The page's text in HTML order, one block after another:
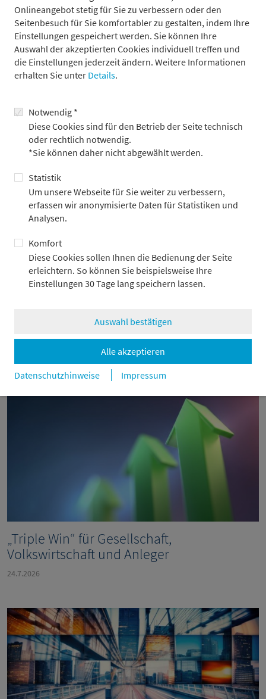
Onlineangebot stetig für Sie zu verbessern oder den
Seitenbesuch für Sie komfortabler zu gestalten, indem Ihre
Einstellungen gespeichert werden. Sie können Ihre
Auswahl der akzeptierten Cookies individuell treffen und
die Einstellungen jederzeit ändern. Weitere Informationen
erhalten Sie unter Details.
Notwendig *
Diese Cookies sind für den Betrieb der Seite technisch
oder rechtlich notwendig.
*Sie können daher nicht abgewählt werden.
Statistik
Um unsere Webseite für Sie weiter zu verbessern,
erfassen wir anonymisierte Daten für Statistiken und
Analysen.
Komfort
Diese Cookies sollen Ihnen die Bedienung der Seite
erleichtern. So können Sie beispielsweise Ihre
Einstellungen 30 Tage lang speichern lassen.
Auswahl bestätigen
Alle akzeptieren
Datenschutzhinweise
Impressum
ESG:update Tiefseebergbau
zurück
Weitere Beiträge
„Triple Win“ für Gesellschaft,
Volkswirtschaft und Anleger
24.7.2026